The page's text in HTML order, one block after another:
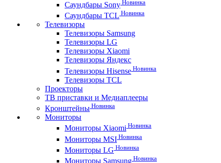
Саундбары Sony Новинка
Саундбары TCL Новинка
Телевизоры
Телевизоры Samsung
Телевизоры LG
Телевизоры Xiaomi
Телевизоры Яндекс
Телевизоры Hisense Новинка
Телевизоры TCL
Проекторы
ТВ приставки и Медиаплееры
Кронштейны Новинка
Мониторы
Мониторы Xiaomi Новинка
Мониторы MSI Новинка
Мониторы LG Новинка
Мониторы Samsung Новинка